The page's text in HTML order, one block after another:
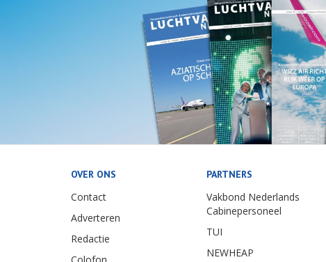
OVER ONS
Contact
Adverteren
Redactie
PARTNERS
Vakbond Nederlands
Cabinepersoneel
TUI
NEWHEAP